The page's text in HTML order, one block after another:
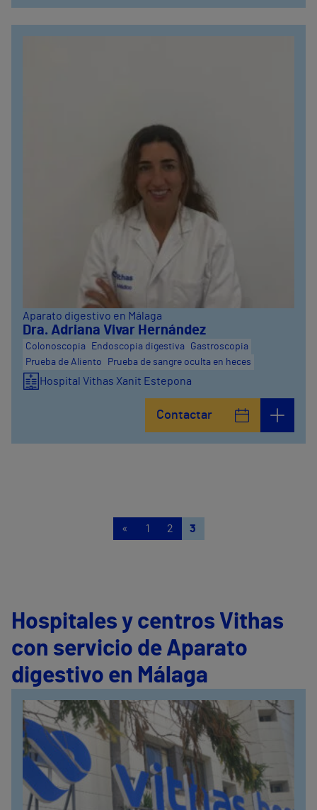
Aparato digestivo en Málaga
Dra. Adriana Vivar Hernández
Colonoscopia Endoscopia digestiva
Gastroscopia
Prueba de Aliento
Prueba de sangre oculta en heces
Hospital Vithas Xanit Estepona
Contactar
« 1 2 3
Hospitales y centros Vithas
con servicio de Aparato
digestivo en Málaga